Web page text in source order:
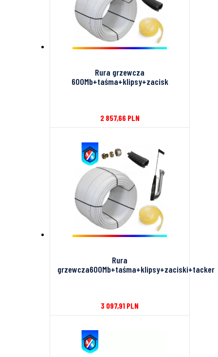
Rura grzewcza
600Mb+taśma+klipsy+zacisk
2 857,66 PLN
Rura
grzewcza600Mb+taśma+klipsy+zaciski+tacker
3 097,91 PLN